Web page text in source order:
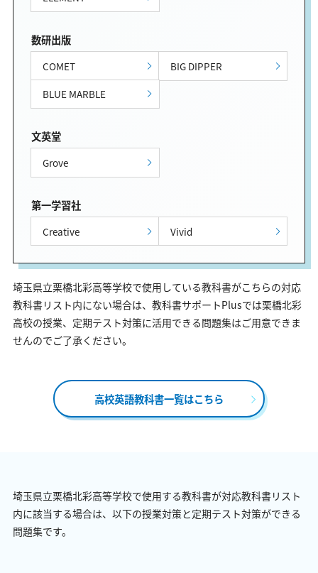
数研出版
COMET
BIG DIPPER
BLUE MARBLE
文英堂
Grove
第一学習社
Creative Vivid
埼玉県立栗橋北彩高等学校で使用している教科書がこちらの対応
教科書リスト内にない場合は、教科書サポートPlusでは栗橋北彩
高校の授業、定期テスト対策に活用できる問題集はご用意できま
せんのでご了承ください。
高校英語教科書一覧はこちら
埼玉県立栗橋北彩高等学校で使用する教科書が対応教科書リスト
内に該当する場合は、以下の授業対策と定期テスト対策ができる
問題集です。